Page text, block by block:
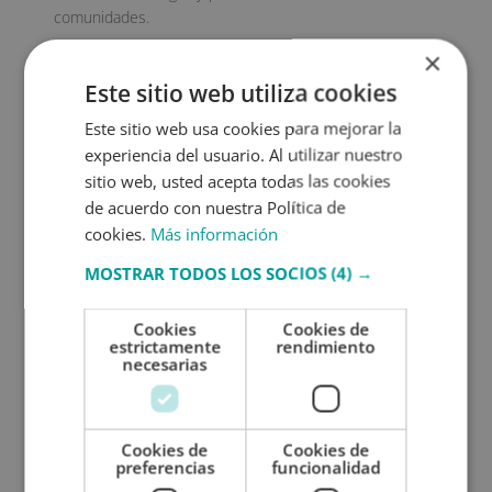
comunidades.
Durante este día, se organizan eventos, campañas de
sensibilización, actividades de donación de sangre y se
reconoce a los donantes de sangre. Además, se invita a
las personas a convertirse en donantes regulares y a
promover la cultura de la donación de sangre en sus
comunidades.
Nombre (*)
Apellidos (*)
Prefijo teléfono país(*)
×
Este sitio web utiliza cookies
Este sitio web usa cookies para mejorar la
experiencia del usuario. Al utilizar nuestro
sitio web, usted acepta todas las cookies
de acuerdo con nuestra Política de
cookies. Más información
MOSTRAR TODOS LOS SOCIOS(4) →
Cookies
estrictamente
necesarias
Cookies de
rendimiento
Cookies de
preferencias
Cookies de
funcionalidad